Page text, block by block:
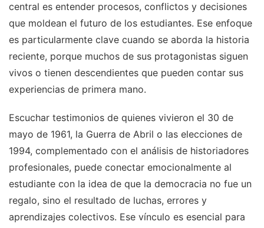
central es entender procesos, conflictos y decisiones
que moldean el futuro de los estudiantes. Ese enfoque
es particularmente clave cuando se aborda la historia
reciente, porque muchos de sus protagonistas siguen
vivos o tienen descendientes que pueden contar sus
experiencias de primera mano.
Escuchar testimonios de quienes vivieron el 30 de
mayo de 1961, la Guerra de Abril o las elecciones de
1994, complementado con el análisis de historiadores
profesionales, puede conectar emocionalmente al
estudiante con la idea de que la democracia no fue un
regalo, sino el resultado de luchas, errores y
aprendizajes colectivos. Ese vínculo es esencial para